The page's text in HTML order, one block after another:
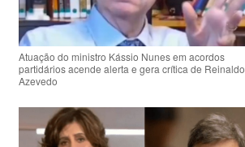
Atuação do ministro Kássio Nunes em acordos
partidários acende alerta e gera crítica de Reinaldo
Azevedo